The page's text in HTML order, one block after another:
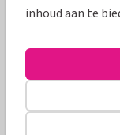
Een mooie
foto en paarse
met waterverf.
inhoud aan te